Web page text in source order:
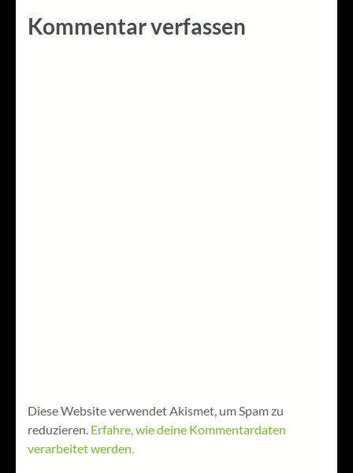
Kommentar verfassen
Diese Website verwendet Akismet, um Spam zu
reduzieren. Erfahre, wie deine Kommentardaten
verarbeitet werden.